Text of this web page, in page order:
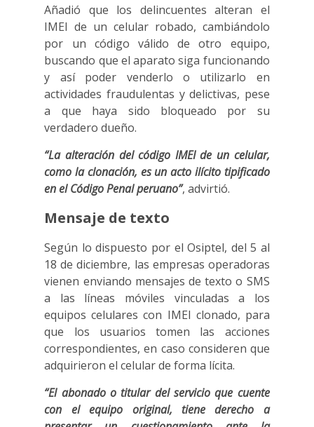
Añadió que los delincuentes alteran el
IMEI de un celular robado, cambiándolo
por un código válido de otro equipo,
buscando que el aparato siga funcionando
y así poder venderlo o utilizarlo en
actividades fraudulentas y delictivas, pese
a que haya sido bloqueado por su
verdadero dueño.
“La alteración del código IMEI de un celular,
como la clonación, es un acto ilícito tipificado
en el Código Penal peruano”, advirtió.
Mensaje de texto
Según lo dispuesto por el Osiptel, del 5 al
18 de diciembre, las empresas operadoras
vienen enviando mensajes de texto o SMS
a las líneas móviles vinculadas a los
equipos celulares con IMEI clonado, para
que los usuarios tomen las acciones
correspondientes, en caso consideren que
adquirieron el celular de forma lícita.
“El abonado o titular del servicio que cuente
con el equipo original, tiene derecho a